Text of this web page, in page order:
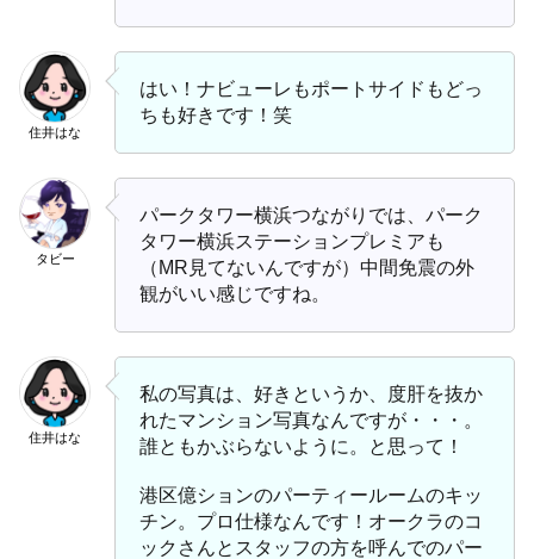
住井はな
はい！ナビューレもポートサイドもどっ
ちも好きです！笑
タビー
パークタワー横浜つながりでは、パーク
タワー横浜ステーションプレミアも
（MR見てないんですが）中間免震の外
観がいい感じですね。
住井はな
私の写真は、好きというか、度肝を抜か
れたマンション写真なんですが・・・。
誰ともかぶらないように。と思って！
港区億ションのパーティールームのキッ
チン。プロ仕様なんです！オークラのコ
ックさんとスタッフの方を呼んでのパー